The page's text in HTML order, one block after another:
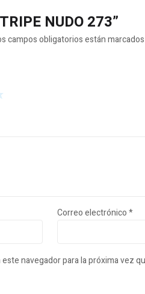
NUDO 273”
campos obligatorios están
Correo electrónico*
navegador para la próxima vez